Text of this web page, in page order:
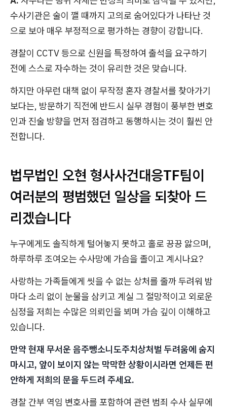
수사기관은 술이 깰 때까지 고의로 숨어있다가 나타난 것
으로 보아 매우 부정적으로 평가하는 경향이 강합니다.
경찰이 CCTV 등으로 신원을 특정하여 출석을 요구하기
전에 스스로 자수하는 것이 유리한 것은 맞습니다.
하지만 아무런 대책 없이 무작정 혼자 경찰서를 찾아가기
보다는, 방문하기 직전에 반드시 실무 경험이 풍부한 변호
인과 진술 방향을 먼저 점검하고 동행하시는 것이 훨씬 안
전합니다.
법무법인 오현 형사사건대응TF팀이
여러분의 평범했던 일상을 되찾아 드
리겠습니다
누구에게도 솔직하게 털어놓지 못하고 홀로 끙끙 앓으며,
하루하루 조여오는 수사망에 가슴을 졸이고 계시나요?
사랑하는 가족들에게 씻을 수 없는 상처를 줄까 두려워 밤
마다 소리 없이 눈물을 삼키고 계실 그 절망적이고 외로운
심정을 저희는 수많은 의뢰인을 뵈며 가슴 깊이 이해하고
있습니다.
만약 현재 무서운 음주뺑소니도주치상처벌 두려움에 숨지
마시고, 앞이 보이지 않는 막막한 상황이시라면 언제든 편
안하게 저희의 문을 두드려 주세요.
경찰 간부 역임 변호사를 포함하여 관련 범죄 수사 실무에